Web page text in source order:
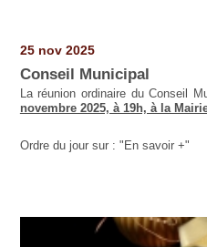
25 nov 2025
Conseil Municipal
La réunion ordinaire du Conseil
novembre 2025, à 19h, à la
Ordre du jour sur : "En savoir +"